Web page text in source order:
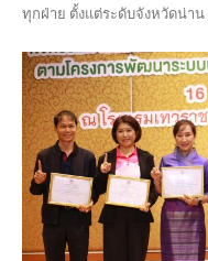
ทุกฝ่าย ตั้งแต่ระดับจังหวัดน่าน